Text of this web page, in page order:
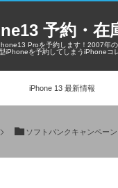
予約・在
Proを予約します！2007年
iPhoneを予約してしまうiPhoneコ
iPhone 13 最新情報
ソフトバンクキャンペーン